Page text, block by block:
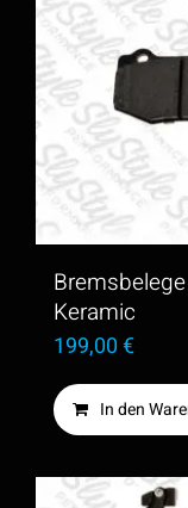
Keramic
199,00€
In den